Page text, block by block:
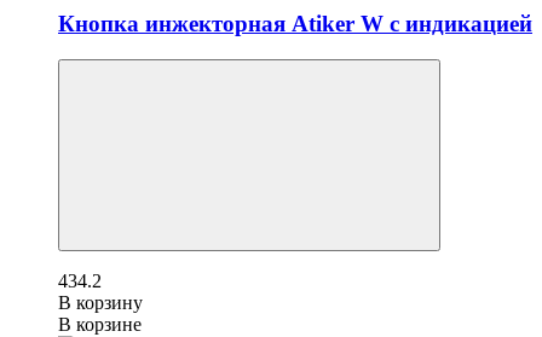
Кнопка инжекторная Atiker W с индикацией
434.2
В корзину
В корзине